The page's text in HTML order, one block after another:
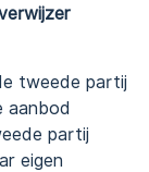
tweede partij
aanbod
partij
eigen